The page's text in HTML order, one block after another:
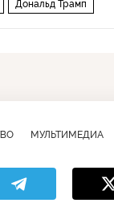
Дональд Трамп
МУЛЬТИМЕДИА